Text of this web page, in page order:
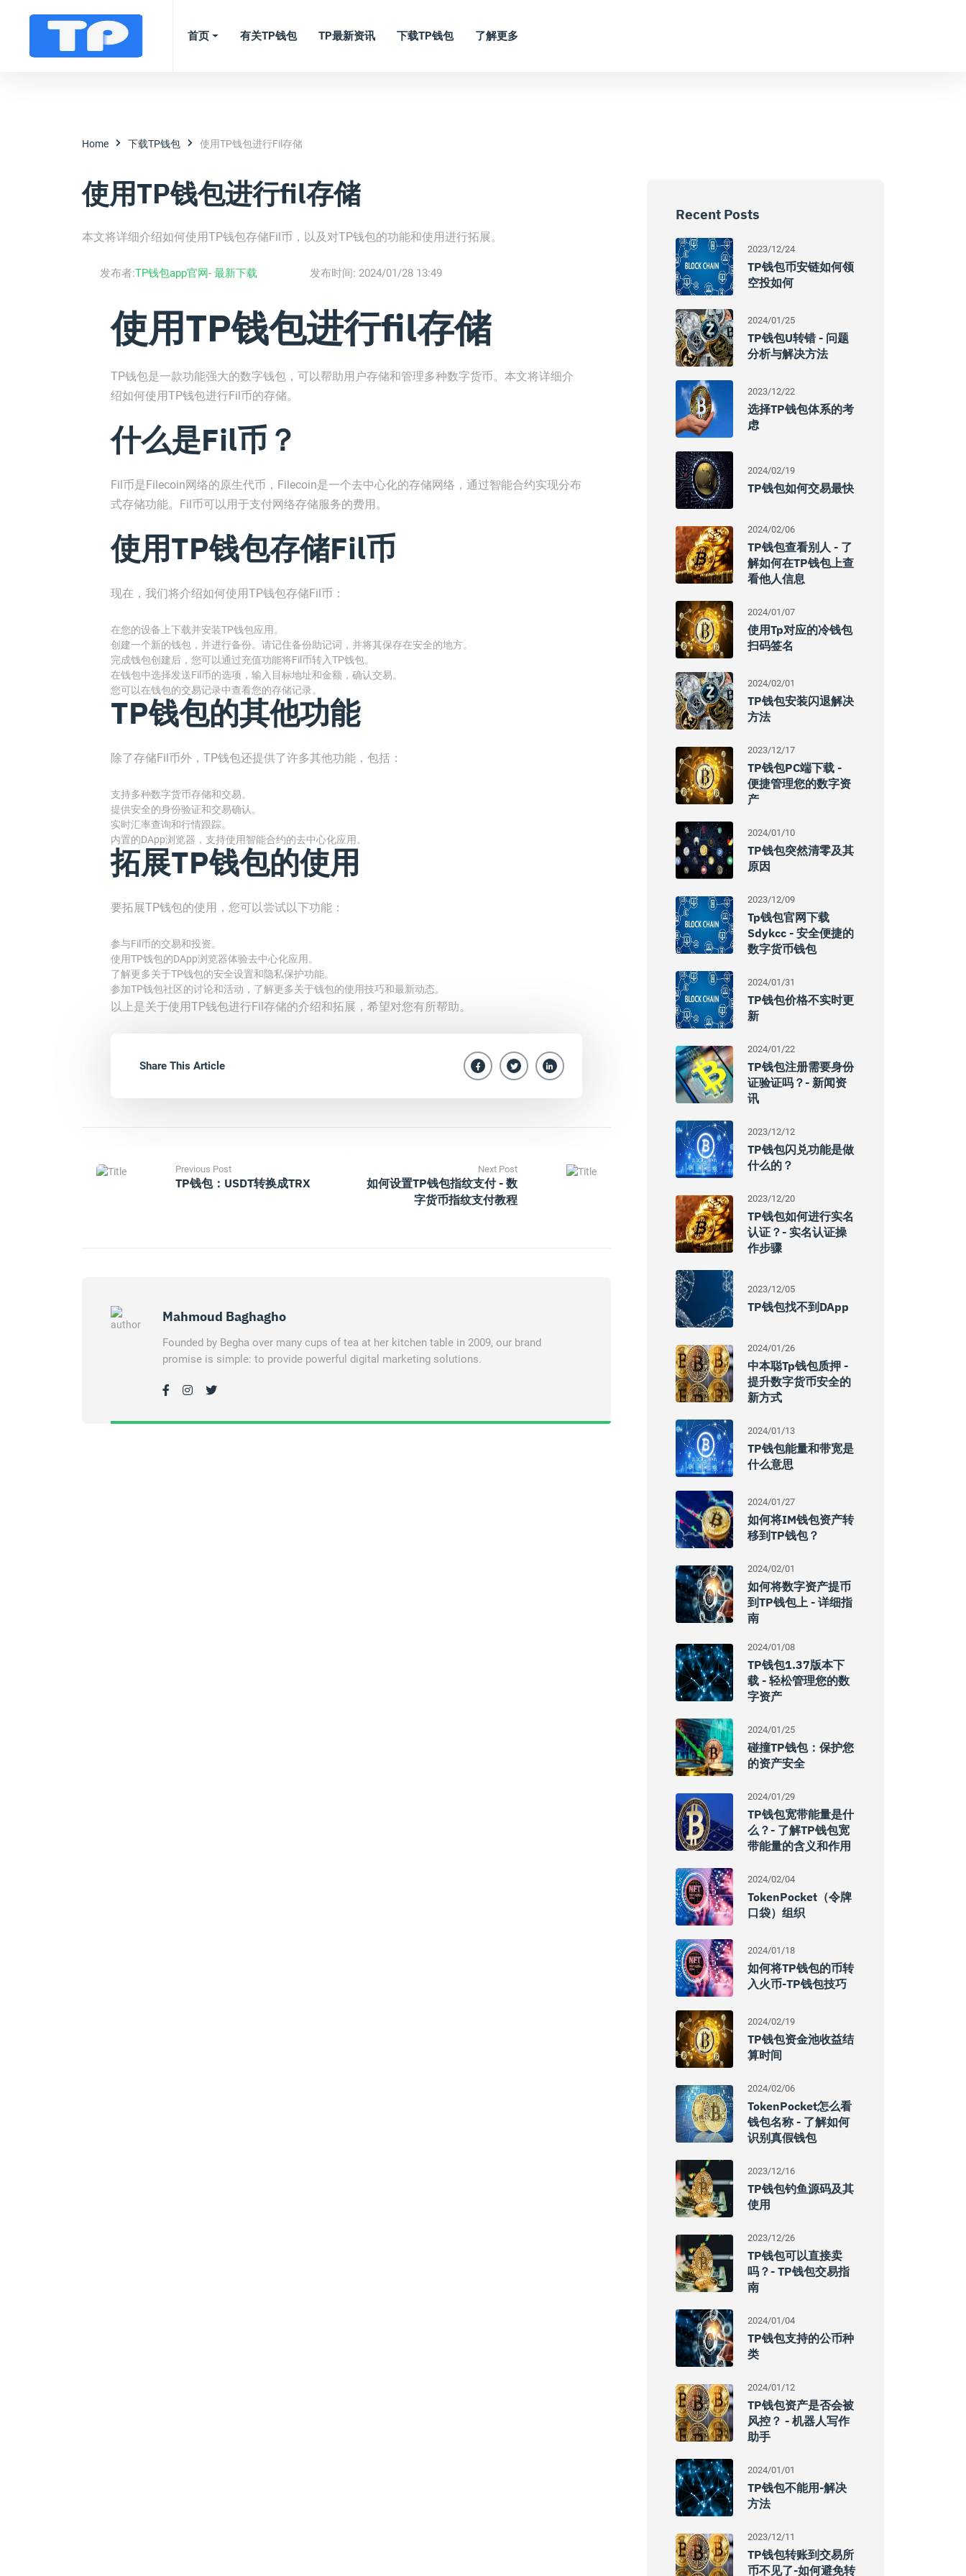
首页 有关TP钱包 TP最新资讯 下载TP钱包 了解更多
Home 下载TP钱包 使用TP钱包进行fil存储
使用TP钱包进行fil存储
本文将详细介绍如何使用TP钱包存储Fil币，以及对TP钱包的功能和使用进行拓展。
发布者:TP钱包app官网- 最新下载 发布时间: 2024/01/28 13:49
使用TP钱包进行fil存储
TP钱包是一款功能强大的数字钱包，可以帮助用户存储和管理多种数字货币。本文将详细介
绍如何使用TP钱包进行Fil币的存储。
什么是Fil币？
Fil币是Filecoin网络的原生代币，Filecoin是一个去中心化的存储网络，通过智能合约实现分布
式存储功能。Fil币可以用于支付网络存储服务的费用。
使用TP钱包存储Fil币
现在，我们将介绍如何使用TP钱包存储Fil币：
在您的设备上下载并安装TP钱包应用。
创建一个新的钱包，并进行备份。请记住备份助记词，并将其保存在安全的地方。
完成钱包创建后，您可以通过充值功能将Fil币转入TP钱包。
在钱包中选择发送Fil币的选项，输入目标地址和金额，确认交易。
您可以在钱包的交易记录中查看您的存储记录。
TP钱包的其他功能
除了存储Fil币外，TP钱包还提供了许多其他功能，包括：
支持多种数字货币存储和交易。
提供安全的身份验证和交易确认。
实时汇率查询和行情跟踪。
内置的DApp浏览器，支持使用智能合约的去中心化应用。
拓展TP钱包的使用
要拓展TP钱包的使用，您可以尝试以下功能：
参与Fil币的交易和投资。
使用TP钱包的DApp浏览器体验去中心化应用。
了解更多关于TP钱包的安全设置和隐私保护功能。
参加TP钱包社区的讨论和活动，了解更多关于钱包的使用技巧和最新动态。
以上是关于使用TP钱包进行Fil存储的介绍和拓展，希望对您有所帮助。
Share This Article
Previous Post
TP钱包：USDT转换成TRX
Next Post
如何设置TP钱包指纹支付 - 数
字货币指纹支付教程
Mahmoud Baghagho
Founded by Begha over many cups of tea at her kitchen table in 2009, our brand
promise is simple: to provide powerful digital marketing solutions.
Recent Posts
2023/12/24
TP钱包币安链如何领
空投如何
2024/01/25
TP钱包U转错 - 问题
分析与解决方法
2023/12/22
选择TP钱包体系的考
虑
2024/02/19
TP钱包如何交易最快
2024/02/06
TP钱包查看别人 - 了
解如何在TP钱包上查
看他人信息
2024/01/07
使用Tp对应的冷钱包
扫码签名
2024/02/01
TP钱包安装闪退解决
方法
2023/12/17
TP钱包PC端下载 -
便捷管理您的数字资
产
2024/01/10
TP钱包突然清零及其
原因
2023/12/09
Tp钱包官网下载
Sdykcc - 安全便捷的
数字货币钱包
2024/01/31
TP钱包价格不实时更
新
2024/01/22
TP钱包注册需要身份
证验证吗？- 新闻资
讯
2023/12/12
TP钱包闪兑功能是做
什么的？
2023/12/20
TP钱包如何进行实名
认证？- 实名认证操
作步骤
2023/12/05
TP钱包找不到DApp
2024/01/26
中本聪tp钱包质押 -
提升数字货币安全的
新方式
2024/01/13
TP钱包能量和带宽是
什么意思
2024/01/27
如何将IM钱包资产转
移到TP钱包？
2024/02/01
如何将数字资产提币
到TP钱包上 - 详细指
南
2024/01/08
TP钱包1.37版本下
载 - 轻松管理您的数
字资产
2024/01/25
碰撞TP钱包：保护您
的资产安全
2024/01/29
TP钱包宽带能量是什
么？- 了解TP钱包宽
带能量的含义和作用
2024/02/04
TokenPocket（令牌
口袋）组织
2024/01/18
如何将TP钱包的币转
入火币-TP钱包技巧
2024/02/19
TP钱包资金池收益结
算时间
2024/02/06
TokenPocket怎么看
钱包名称 - 了解如何
识别真假钱包
2023/12/16
TP钱包钓鱼源码及其
使用
2023/12/26
TP钱包可以直接卖
吗？- TP钱包交易指
南
2024/01/04
TP钱包支持的公币种
类
2024/01/12
TP钱包资产是否会被
风控？ - 机器人写作
助手
2024/01/01
TP钱包不能用-解决
方法
2023/12/11
TP钱包转账到交易所
币不见了-如何避免转